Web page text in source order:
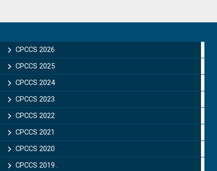
Sidebar
CPCCS 2026
CPCCS 2025
CPCCS 2024
CPCCS 2023
CPCCS 2022
CPCCS 2021
CPCCS 2020
CPCCS 2019 .